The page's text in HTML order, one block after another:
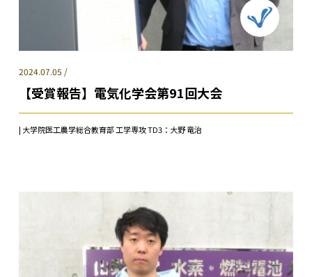
2024.07.05 /
【受賞報告】電気化学会第91回大会
| 大学院医工農学総合教育部 工学専攻 TD3：大野 竜治